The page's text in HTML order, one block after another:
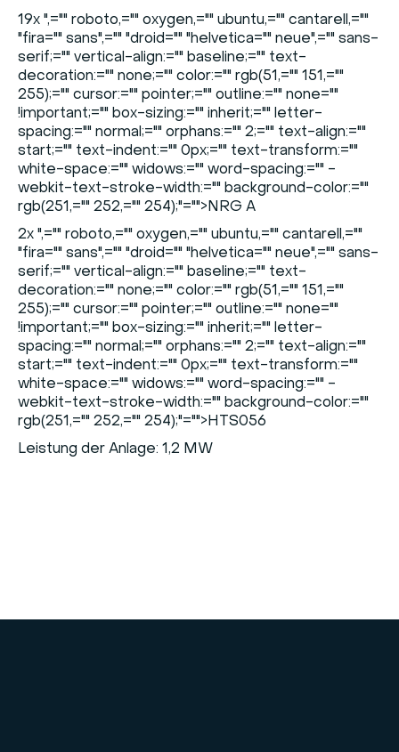
19x ",="" roboto,="" oxygen,="" ubuntu,="" cantarell,=""
"fira="" sans",="" "droid="" "helvetica="" neue",="" sans-
serif;="" vertical-align:="" baseline;="" text-
decoration:="" none;="" color:="" rgb(51,="" 151,=""
255);="" cursor:="" pointer;="" outline:="" none=""
!important;="" box-sizing:="" inherit;="" letter-
spacing:="" normal;="" orphans:="" 2;="" text-align:=""
start;="" text-indent:="" 0px;="" text-transform:=""
white-space:="" widows:="" word-spacing:="" -
webkit-text-stroke-width:="" background-color:=""
rgb(251,="" 252,="" 254);"="">NRG A
2x ",="" roboto,="" oxygen,="" ubuntu,="" cantarell,=""
"fira="" sans",="" "droid="" "helvetica="" neue",="" sans-
serif;="" vertical-align:="" baseline;="" text-
decoration:="" none;="" color:="" rgb(51,="" 151,=""
255);="" cursor:="" pointer;="" outline:="" none=""
!important;="" box-sizing:="" inherit;="" letter-
spacing:="" normal;="" orphans:="" 2;="" text-align:=""
start;="" text-indent:="" 0px;="" text-transform:=""
white-space:="" widows:="" word-spacing:="" -
webkit-text-stroke-width:="" background-color:=""
rgb(251,="" 252,="" 254);"="">HTS056
Leistung der Anlage: 1,2 MW